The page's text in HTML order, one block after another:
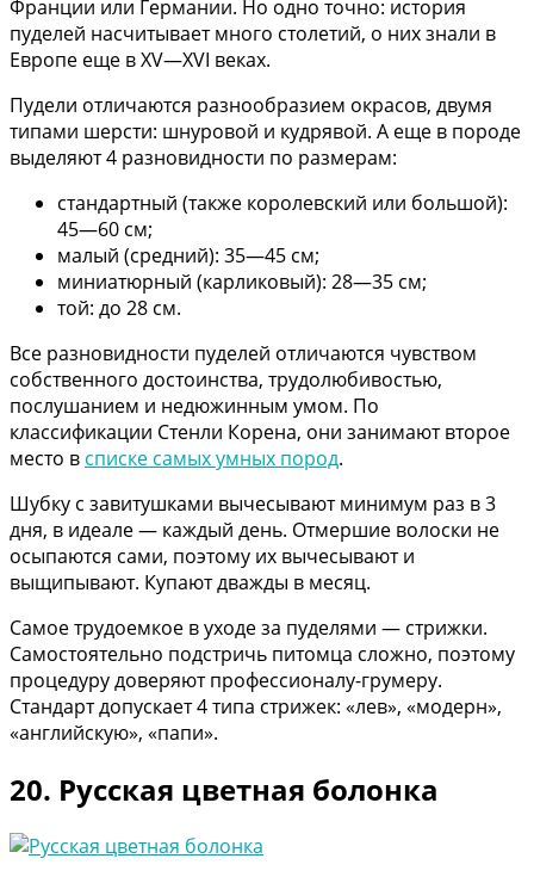
Франции или Германии. Но одно точно: история
пуделей насчитывает много столетий, о них знали в
Европе еще в XV—XVI веках.
Пудели отличаются разнообразием окрасов, двумя
типами шерсти: шнуровой и кудрявой. А еще в породе
выделяют 4 разновидности по размерам:
стандартный (также королевский или большой):
45—60 см;
малый (средний): 35—45 см;
миниатюрный (карликовый): 28—35 см;
той: до 28 см.
Все разновидности пуделей отличаются чувством
собственного достоинства, трудолюбивостью,
послушанием и недюжинным умом. По
классификации Стенли Корена, они занимают второе
место в списке самых умных пород.
Шубку с завитушками вычесывают минимум раз в 3
дня, в идеале — каждый день. Отмершие волоски не
осыпаются сами, поэтому их вычесывают и
выщипывают. Купают дважды в месяц.
Самое трудоемкое в уходе за пуделями — стрижки.
Самостоятельно подстричь питомца сложно, поэтому
процедуру доверяют профессионалу-грумеру.
Стандарт допускает 4 типа стрижек: «лев», «модерн»,
«английскую», «папи».
20. Русская цветная болонка